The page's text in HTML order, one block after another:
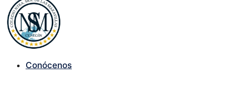
Conócenos